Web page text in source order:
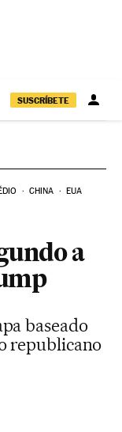
SUSCRÍBETE
CHINA EUA
a
baseado
republicano